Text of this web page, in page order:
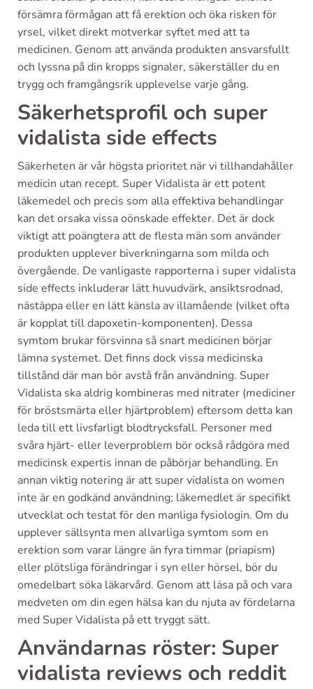
försämra förmågan att få erektion och öka risken för
yrsel, vilket direkt motverkar syftet med att ta
medicinen. Genom att använda produkten ansvarsfullt
och lyssna på din kropps signaler, säkerställer du en
trygg och framgångsrik upplevelse varje gång.
Säkerhetsprofil och super
vidalista side effects
Säkerheten är vår högsta prioritet när vi tillhandahåller
medicin utan recept. Super Vidalista är ett potent
läkemedel och precis som alla effektiva behandlingar
kan det orsaka vissa oönskade effekter. Det är dock
viktigt att poängtera att de flesta män som använder
produkten upplever biverkningarna som milda och
övergående. De vanligaste rapporterna i super vidalista
side effects inkluderar lätt huvudvärk, ansiktsrodnad,
nästäppa eller en lätt känsla av illamående (vilket ofta
är kopplat till dapoxetin-komponenten). Dessa
symtom brukar försvinna så snart medicinen börjar
lämna systemet. Det finns dock vissa medicinska
tillstånd där man bör avstå från användning. Super
Vidalista ska aldrig kombineras med nitrater (mediciner
för bröstsmärta eller hjärtproblem) eftersom detta kan
leda till ett livsfarligt blodtrycksfall. Personer med
svåra hjärt- eller leverproblem bör också rådgöra med
medicinsk expertis innan de påbörjar behandling. En
annan viktig notering är att super vidalista on women
inte är en godkänd användning; läkemedlet är specifikt
utvecklat och testat för den manliga fysiologin. Om du
upplever sällsynta men allvarliga symtom som en
erektion som varar längre än fyra timmar (priapism)
eller plötsliga förändringar i syn eller hörsel, bör du
omedelbart söka läkarvård. Genom att läsa på och vara
medveten om din egen hälsa kan du njuta av fördelarna
med Super Vidalista på ett tryggt sätt.
Användarnas röster: Super
vidalista reviews och reddit